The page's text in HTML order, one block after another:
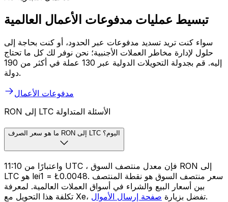
تبسيط عمليات مدفوعات الأعمال العالمية
سواء كنت تريد تسديد مدفوعات عبر الحدود، أو كنت بحاجة إلى
حلول لإدارة مخاطر العملات الأجنبية؛ نحن نوفر لك كل ما تحتاج
إليه. قم بجدولة التحويلات الدولية عبر 130 عملة في أكثر من 190
دولة.
مدفوعات الأعمال
RON إلى LTC الأسئلة المتداولة
ما هو سعر الصرف RON إلى LTC اليوم؟
واعتبارًا من 11:10 UTC ، فإن معدل منتصف السوق RON إلى
LTC هو lei1 = Ł0.0048. سعر منتصف السوق هو نقطة المنتصف
بين أسعار البيع والشراء في أسواق العملات العالمية. لمعرفة
تكلفة هذا التحويل مع Xe، تفضل بزيارة صفحة إرسال الأموال .